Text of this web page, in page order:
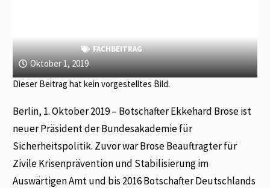
FACHBEITRAG
Oktober 1, 2019
Dieser Beitrag hat kein vorgestelltes Bild.
Berlin, 1. Oktober 2019 – Botschafter Ekkehard Brose ist
neuer Präsident der Bundesakademie für
Sicherheitspolitik. Zuvor war Brose Beauftragter für
Zivile Krisenprävention und Stabilisierung im
Auswärtigen Amt und bis 2016 Botschafter Deutschlands